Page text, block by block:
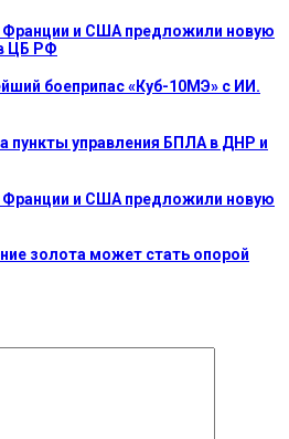
Франции и США предложили новую
ЦБ РФ
боеприпас «Куб-10МЭ» с ИИ.
пункты управления БПЛА в ДНР и
Франции и США предложили новую
золота может стать опорой